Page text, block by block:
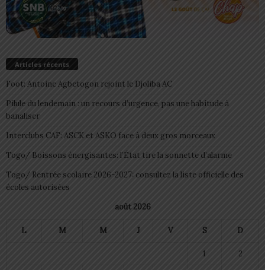
Articles récents
Foot: Antoine Agbetogon rejoint le Djoliba AC
Pilule du lendemain : un recours d’urgence, pas une habitude à
banaliser
Interclubs CAF: ASCK et ASKO face à deux gros morceaux
Togo/ Boissons énergisantes: l’État tire la sonnette d’alarme
Togo/ Rentrée scolaire 2026-2027: consultez la liste officielle des
écoles autorisées
août 2026
L M M J V S D
1 2